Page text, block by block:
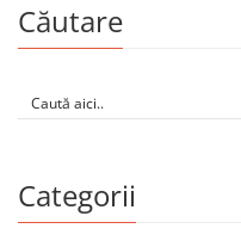
Căutare
Categorii